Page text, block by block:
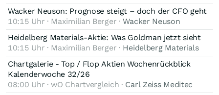
Wacker Neuson: Prognose steigt – doch der CFO geht
10:15 Uhr · Maximilian Berger ·Wacker Neuson
Heidelberg Materials-Aktie: Was Goldman jetzt sieht
10:15 Uhr · Maximilian Berger · Heidelberg Materials
Chartgalerie - Top / Flop Aktien Wochenrückblick
Kalenderwoche 32/26
08:00 Uhr · wO Chartvergleich · Carl Zeiss Meditec